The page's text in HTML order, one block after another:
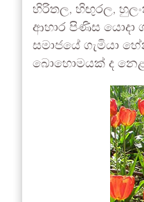
හිරිතල, හිඟුරල,
ආහාර පිණිස යොදා
සමාජයේ ගැමියා
බොහොමයක් ද